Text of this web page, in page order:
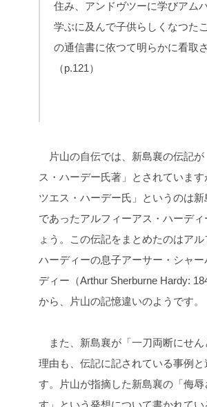
住み、アンドヴツーに学びアム
学ぶに及んで子供らしくなつた
の通信書に依つて明らかに看取さ
（p.121）
片山の自伝では、新島襄の伝記が
ス・ハーデー氏著」とされています
ツエス・ハーデー氏」というのは
であったアルフィーアス・ハーディ
ょう。この伝記をまとめたのはアル
ハーディーの息子アーサー・シャー
ディー（Arthur Sherburne Hardy:
から、片山の記憶違いのようです。
また、新島襄が「一刀両断にせん
理由も、伝記に記されている事例と
す。片山が指摘した新島襄の「侮
す」という発想について書かれてい